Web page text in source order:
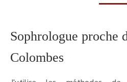
Sophrologue proche
Colombes